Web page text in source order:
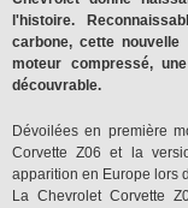
l'histoire.
carbone, cette
moteur compressé,
découvrable.
Dévoilées en première
Corvette Z06 et la
apparition en Europe lors
La Chevrolet Corvette